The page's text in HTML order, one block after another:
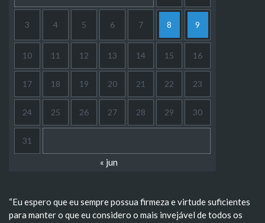
3 4 5 6 7 8 9
10 11 12 13 14 15 16
17 18 19 20 21 22 23
24 25 26 27 28 29 30
31
« jun
“Eu espero que eu sempre possua firmeza e virtude suficientes
para manter o que eu considero o mais invejável de todos os